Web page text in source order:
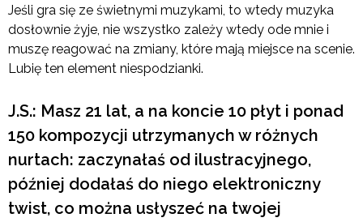
Jeśli gra się ze świetnymi muzykami, to wtedy muzyka
dosłownie żyje, nie wszystko zależy wtedy ode mnie i
muszę reagować na zmiany, które mają miejsce na scenie.
Lubię ten element niespodzianki.
J.S.: Masz 21 lat, a na koncie 10 płyt i ponad
150 kompozycji utrzymanych w różnych
nurtach: zaczynałaś od ilustracyjnego,
później dodałaś do niego elektroniczny
twist, co można usłyszeć na twojej